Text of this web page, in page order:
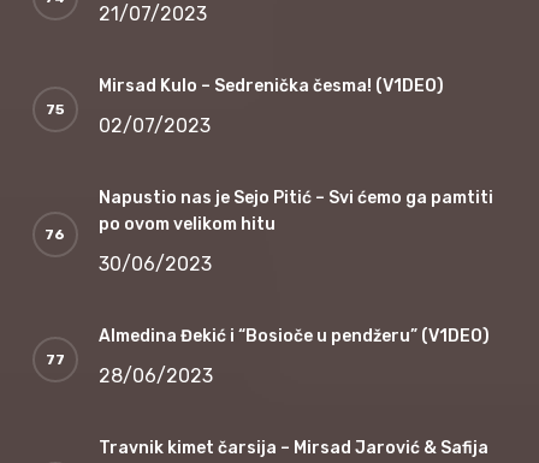
21/07/2023
Mirsad Kulo – Sedrenička česma! (V1DEO)
02/07/2023
Napustio nas je Sejo Pitić – Svi ćemo ga pamtiti
po ovom velikom hitu
30/06/2023
Almedina Đekić i “Bosioče u pendžeru” (V1DEO)
28/06/2023
Travnik kimet čarsija – Mirsad Jarović & Safija